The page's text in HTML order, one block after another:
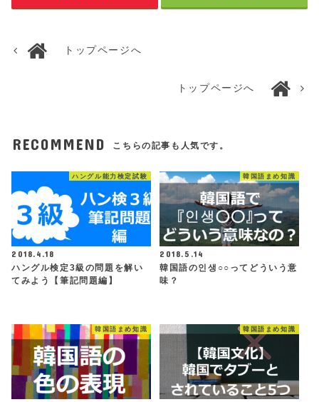
トップページへ
トップページへ
RECOMMEND こちらの記事も人気です。
ハングル能力検定試験
2018.4.18
ハングル検定3級の問題を解い
てみよう【筆記問題編】
韓国語まめ知識
2018.5.14
韓国語の인생○○ってどういう意
味？
韓国語まめ知識 韓国語まめ知識